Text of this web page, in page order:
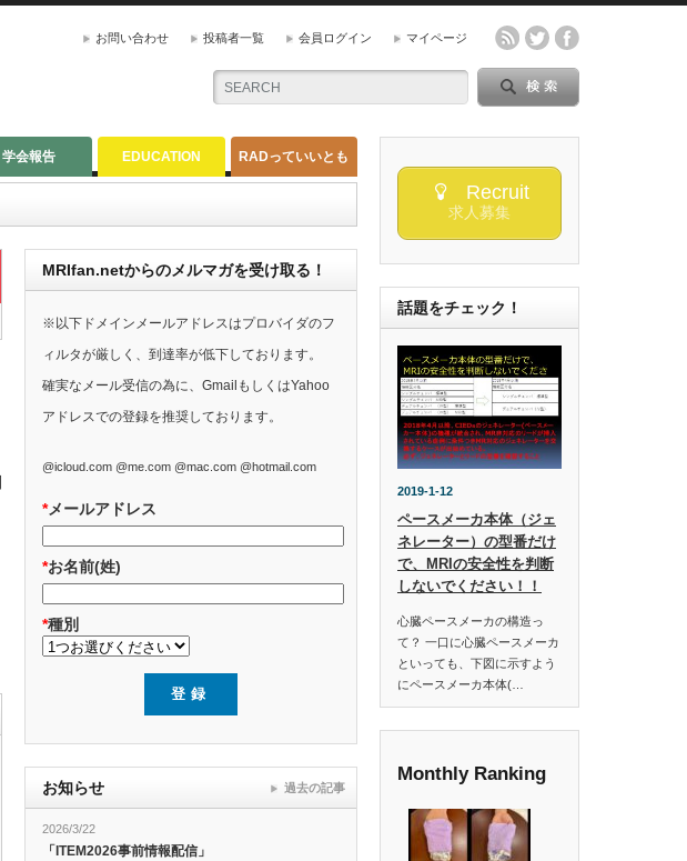
お問い合わせ 投稿者一覧 会員ログイン マイページ
学会報告 EDUCATION RADっていいとも
MRIfan.netからのメルマガを受け取る！
※以下ドメインメールアドレスはプロバイダのフ
ィルタが厳しく、到達率が低下しております。
確実なメール受信の為に、GmailもしくはYahoo
アドレスでの登録を推奨しております。
@icloud.com @me.com @mac.com @hotmail.com
*メールアドレス
*お名前(姓)
*種別
お知らせ
2026/3/22
「ITEM2026事前情報配信」
過去の記事
Recruit
求人募集
話題をチェック！
2019-1-12
ペースメーカ本体（ジェ
ネレーター）の型番だけ
で、MRIの安全性を判断
しないでください！！
心臓ペースメーカの構造っ
て？ 一口に心臓ペースメーカ
といっても、下図に示すよう
にペースメーカ本体(…
Monthly Ranking